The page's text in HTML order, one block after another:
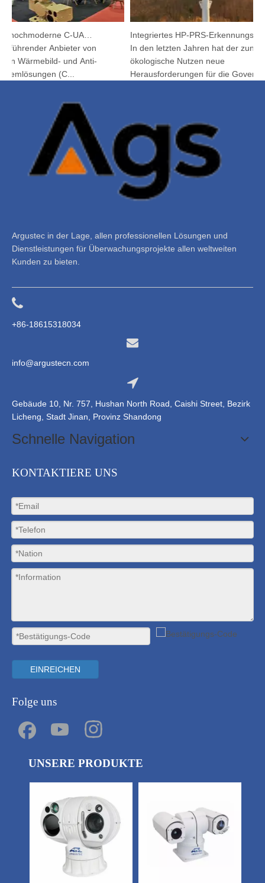
Argutec stellt hochmoderne C-UAS und Wärmetechnik in Kuala Lumpur vor
führender Anbieter von
Wärmebild- und Anti-
(C...
Integriertes HP-PRS-Erkennungs- und Verfolgungsgerät: Eine Panoramavision für den Vogelschutz
In den letzten Jahren hat der
ökologische Nutzen neue
Herausforderungen für die
Argustec in der Lage, allen professionellen Lösungen und
Dienstleistungen für Überwachungsprojekte allen weltweiten
Kunden zu bieten.
+86-18615318034
info@argustecn.com
Gebäude 10, Nr. 757, Hushan North Road, Caishi Street, Bezirk
Licheng, Stadt Jinan, Provinz Shandong
Schnelle Navigation
KONTAKTIERE UNS
EINREICHEN
Folge uns
UNSERE PRODUKTE